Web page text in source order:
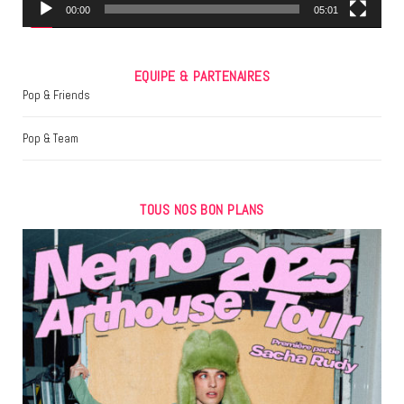
m
00:00 05:01
EQUIPE & PARTENAIRES
Pop & Friends
Pop & Team
TOUS NOS BON PLANS